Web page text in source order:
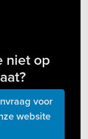
niet op
voor
website